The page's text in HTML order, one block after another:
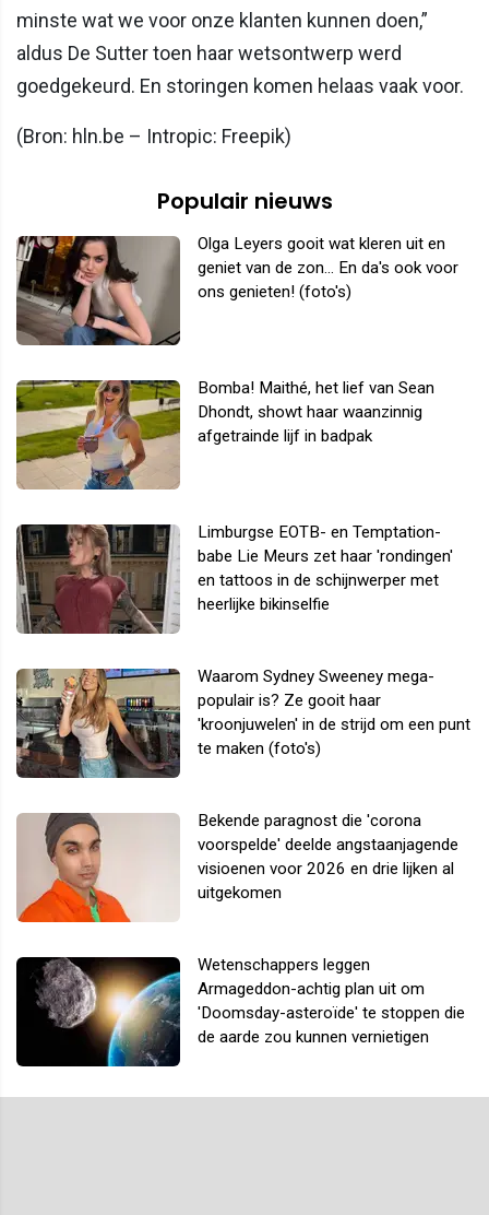
minste wat we voor onze klanten kunnen doen,”
aldus De Sutter toen haar wetsontwerp werd
goedgekeurd. En storingen komen helaas vaak voor.
(Bron: hln.be – Intropic: Freepik)
Populair nieuws
Olga Leyers gooit wat kleren uit en
geniet van de zon... En da's ook voor
ons genieten! (foto's)
Bomba! Maithé, het lief van Sean
Dhondt, showt haar waanzinnig
afgetrainde lijf in badpak
Limburgse EOTB- en Temptation-
babe Lie Meurs zet haar 'rondingen'
en tattoos in de schijnwerper met
heerlijke bikinselfie
Waarom Sydney Sweeney mega-
populair is? Ze gooit haar
'kroonjuwelen' in de strijd om een punt
te maken (foto's)
Bekende paragnost die 'corona
voorspelde' deelde angstaanjagende
visioenen voor 2026 en drie lijken al
uitgekomen
Wetenschappers leggen
Armageddon-achtig plan uit om
'Doomsday-asteroïde' te stoppen die
de aarde zou kunnen vernietigen